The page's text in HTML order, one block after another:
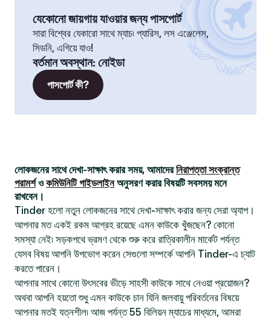
যেকোনো জায়গায় যাওয়ার জন্য পাসপোর্ট
সারা বিশ্বের যেকারো সাথে ম্যাচ৷ প্যারিস, লস এঞ্জেলেস,
সিডনি, এগিয়ে যাও!
বর্তমান অবস্থান: নোইডা
পাসপোর্ট কী?
লোকজনের সাথে দেখা-সাক্ষাৎ করার সময়, আমাদেরনিরাপত্তা সংক্রান্ত
পরামর্শওকমিউনিটি গাইডলাইনঅনুসরণ করার বিষয়টি সবসময় মনে
রাখবেন।
Tinder হলো নতুন লোকজনের সাথে দেখা-সাক্ষাৎ করার জন্য সেরা অ্যাপ।
আপনার মত একই রকম আগ্রহ রয়েছে এমন কাউকে খুঁজছেন? কোনো
সমস্যা নেই৷ সড়কপথে ভ্রমণ থেকে শুরু করে রাত্রিকালীন মার্কেট পর্যন্ত
যেসব বিষয় আপনি উপভোগ করেন সেগুলো সম্পর্কে আপনি Tinder-এ চ্যাট
করতে পারেন।
আপনার সাথে কোনো উৎসবের ভীড়ে সাহসী কাউকে সাথে নেওয়া প্রয়োজন?
অথবা আপনি হয়তো শুধু এমন কাউকে চান যিনি জলবায়ু পরিবর্তনের বিষয়ে
আপনার মতই যত্নশীল৷ আজ পর্যন্ত 55 বিলিয়ন ম্যাচের মাধ্যমে, আমরা